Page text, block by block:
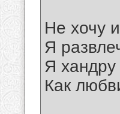
Не хочу
Я
Я
Как